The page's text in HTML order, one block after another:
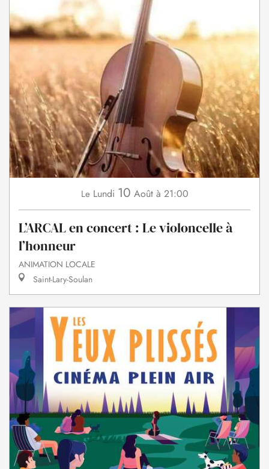
Le Lundi 10 Août à 21:00
L’ARCAL en concert : Le violoncelle à
l’honneur
ANIMATION LOCALE
Saint-Lary-Soulan